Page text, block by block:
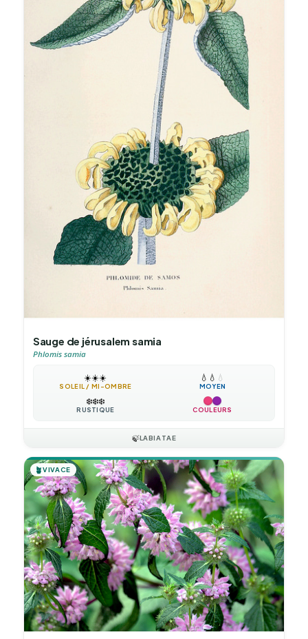
Sauge de jérusalem samia
Phlomis samia
☀️☀️☀️
SOLEIL / MI-OMBRE
💧 💧 💧
MOYEN
❄️❄️❄️
RUSTIQUE COULEURS
🍃LABIATAE
🪴VIVACE